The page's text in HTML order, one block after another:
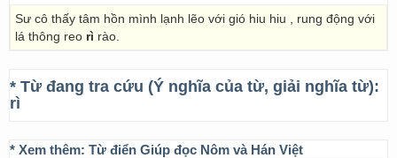
Sư cô thấy tâm hồn mình lạnh lẽo với gió hiu hiu , rung động với
lá thông reo rì rào.
* Từ đang tra cứu (Ý nghĩa của từ, giải nghĩa từ):
rì
* Xem thêm: Từ điển Giúp đọc Nôm và Hán Việt